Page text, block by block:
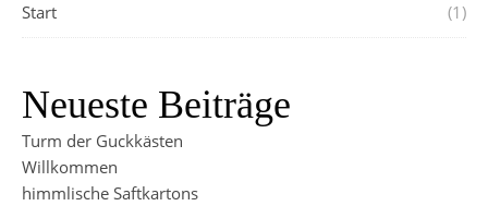
Start (1)
Neueste Beiträge
Turm der Guckkästen
Willkommen
himmlische Saftkartons